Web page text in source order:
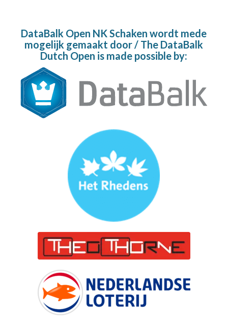
DataBalk Open NK Schaken wordt mede
mogelijk gemaakt door / The DataBalk
Dutch Open is made possible by: